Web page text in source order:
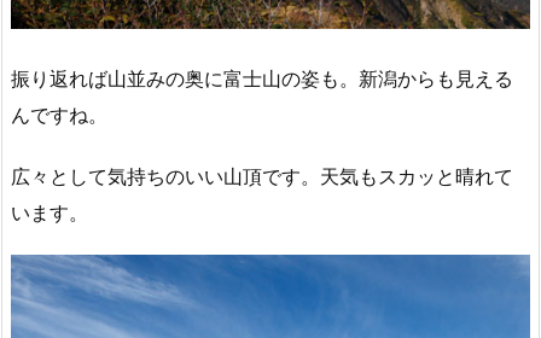
振り返れば山並みの奥に富士山の姿も。新潟からも見える
んですね。
広々として気持ちのいい山頂です。天気もスカッと晴れて
います。